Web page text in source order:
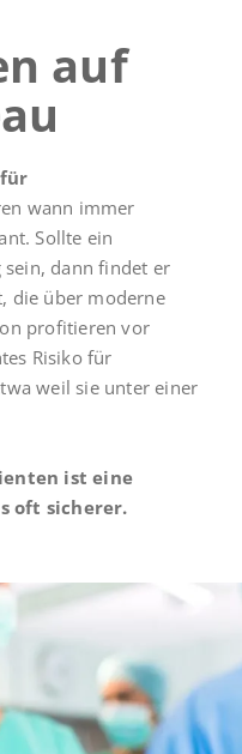
auf
wann immer
Sollte ein
dann findet er
die über moderne
profitieren vor
Risiko für
weil sie unter einer
ist eine
oft sicherer.